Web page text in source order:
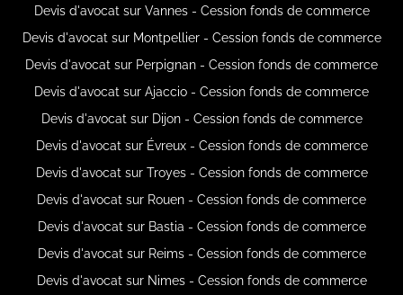
Devis d'avocat sur Vannes - Cession fonds de commerce
Devis d'avocat sur Montpellier - Cession fonds de commerce
Devis d'avocat sur Perpignan - Cession fonds de commerce
Devis d'avocat sur Ajaccio - Cession fonds de commerce
Devis d'avocat sur Dijon - Cession fonds de commerce
Devis d'avocat sur Évreux - Cession fonds de commerce
Devis d'avocat sur Troyes - Cession fonds de commerce
Devis d'avocat sur Rouen - Cession fonds de commerce
Devis d'avocat sur Bastia - Cession fonds de commerce
Devis d'avocat sur Reims - Cession fonds de commerce
Devis d'avocat sur Nimes - Cession fonds de commerce